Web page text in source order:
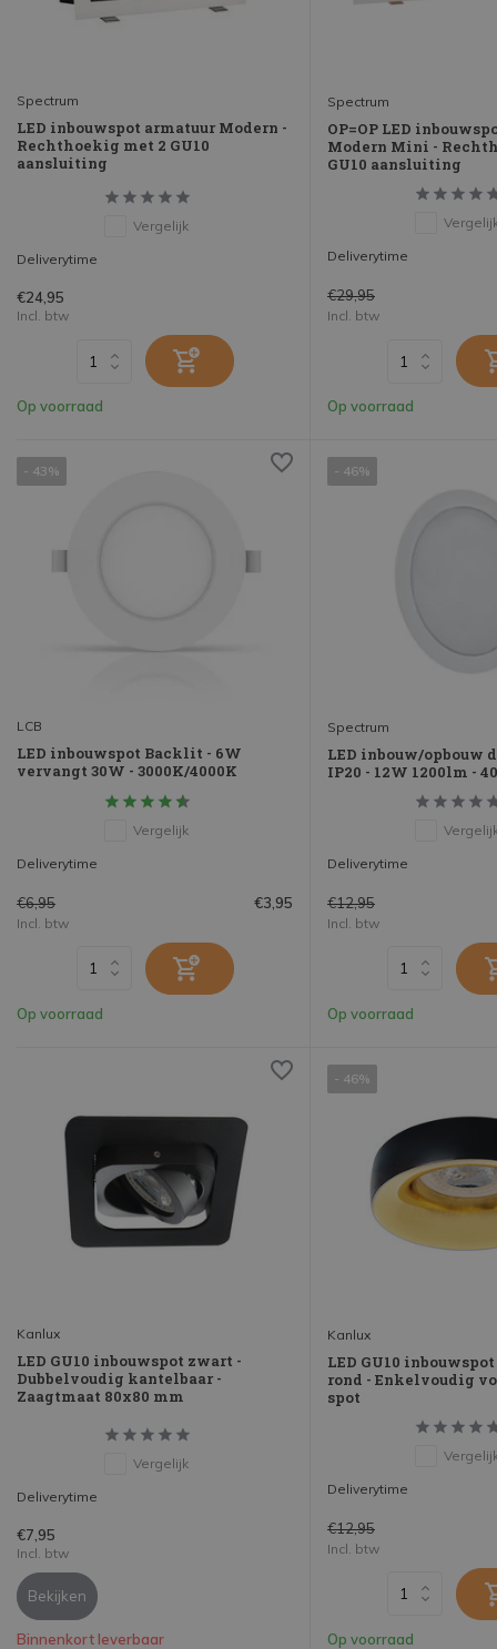
Spectrum
LED inbouwspot armatuur Modern -
Rechthoekig met 2 GU10
aansluiting
Vergelijk
Deliverytime
€24,95
Incl. btw
Op voorraad
Spectrum
OP=OP LED
Modern Mini -
GU10 aansluiting
Deliverytime
€29,95
Incl. btw
Op voorraad
- 43%
LCB
LED inbouwspot Backlit - 6W
vervangt 30W - 3000K/4000K
Vergelijk
Deliverytime
€6,95 €3,95
Incl. btw
Op voorraad
- 46%
Spectrum
LED inbouw/opbouw
IP20 - 12W 1200lm -
Deliverytime
€12,95
Incl. btw
Op voorraad
Kanlux
LED GU10 inbouwspot zwart -
Dubbelvoudig kantelbaar -
Zaagtmaat 80x80 mm
Vergelijk
Deliverytime
€7,95
Incl. btw
Bekijken
Binnenkort leverbaar
- 46%
Kanlux
LED GU10
rond - Enkelvoudig
spot
Deliverytime
€12,95
Incl. btw
Op voorraad